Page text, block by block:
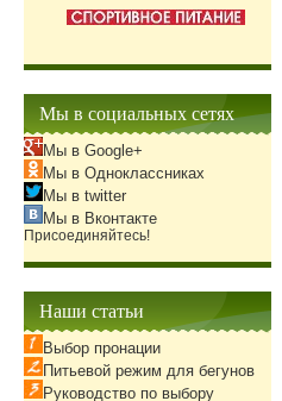
Мы в социальных сетях
Мы в Google+
Мы в Одноклассниках
Мы в twitter
Мы в Вконтакте
Присоединяйтесь!
Наши статьи
Выбор пронации
Питьевой режим для бегунов
Руководство по выбору